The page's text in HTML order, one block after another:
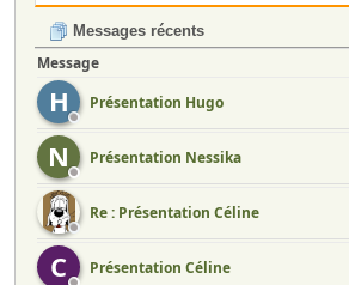
Messages récents
Message
H Présentation Hugo
N Présentation Nessika
Re : Présentation Céline
C Présentation Céline